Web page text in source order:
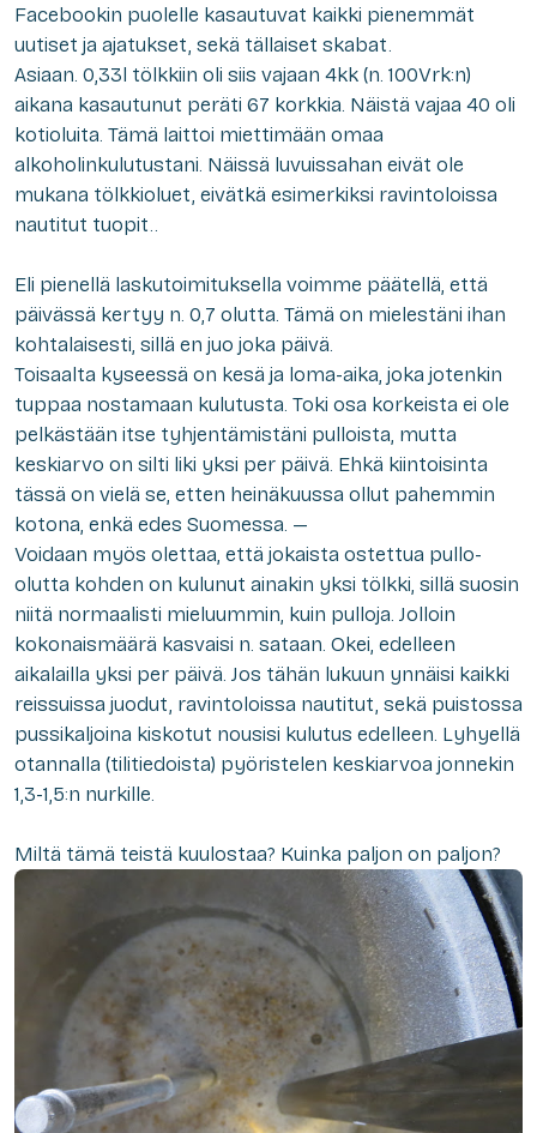
Facebookin puolelle kasautuvat kaikki pienemmät
uutiset ja ajatukset, sekä tällaiset skabat.
Asiaan. 0,33l tölkkiin oli siis vajaan 4kk (n. 100Vrk:n)
aikana kasautunut peräti 67 korkkia. Näistä vajaa 40 oli
kotioluita. Tämä laittoi miettimään omaa
alkoholinkulutustani. Näissä luvuissahan eivät ole
mukana tölkkioluet, eivätkä esimerkiksi ravintoloissa
nautitut tuopit..
Eli pienellä laskutoimituksella voimme päätellä, että
päivässä kertyy n. 0,7 olutta. Tämä on mielestäni ihan
kohtalaisesti, sillä en juo joka päivä.
Toisaalta kyseessä on kesä ja loma-aika, joka jotenkin
tuppaa nostamaan kulutusta. Toki osa korkeista ei ole
pelkästään itse tyhjentämistäni pulloista, mutta
keskiarvo on silti liki yksi per päivä. Ehkä kiintoisinta
tässä on vielä se, etten heinäkuussa ollut pahemmin
kotona, enkä edes Suomessa. —
Voidaan myös olettaa, että jokaista ostettua pullo-
olutta kohden on kulunut ainakin yksi tölkki, sillä suosin
niitä normaalisti mieluummin, kuin pulloja. Jolloin
kokonaismäärä kasvaisi n. sataan. Okei, edelleen
aikalailla yksi per päivä. Jos tähän lukuun ynnäisi kaikki
reissuissa juodut, ravintoloissa nautitut, sekä puistossa
pussikaljoina kiskotut nousisi kulutus edelleen. Lyhyellä
otannalla (tilitiedoista) pyöristelen keskiarvoa jonnekin
1,3-1,5:n nurkille.
Miltä tämä teistä kuulostaa? Kuinka paljon on paljon?